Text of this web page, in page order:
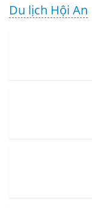
Du lịch Hội An